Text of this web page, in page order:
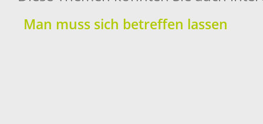
Man muss sich betreffen lassen